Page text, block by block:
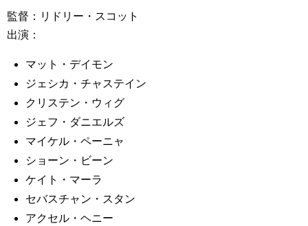
監督：リドリー・スコット
出演：
マット・デイモン
ジェシカ・チャステイン
クリステン・ウィグ
ジェフ・ダニエルズ
マイケル・ペーニャ
ショーン・ビーン
ケイト・マーラ
セバスチャン・スタン
アクセル・ヘニー